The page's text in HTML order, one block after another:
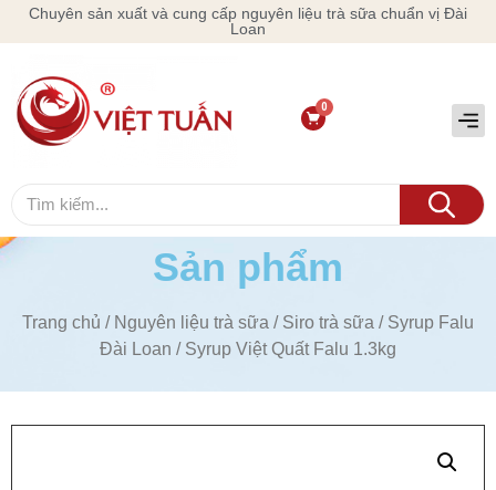
Chuyên sản xuất và cung cấp nguyên liệu trà sữa chuẩn vị Đài
Loan
Sản phẩm
Trang chủ / Nguyên liệu trà sữa / Siro trà sữa / Syrup Falu
Đài Loan / Syrup Việt Quất Falu 1.3kg